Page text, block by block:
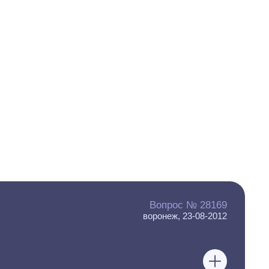
Вопрос № 28169
воронеж, 23-08-2012